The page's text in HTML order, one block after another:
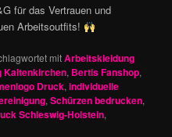
für das Vertrauen und
Arbeitsoutfits!
mitArbeitskleidung
Kaltenkirchen, Bertis Fanshop,
Druck,individuelle
,Schürzen bedrucken,
Schleswig-Holstein,